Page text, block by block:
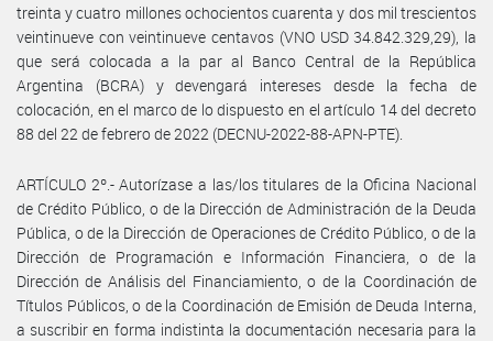
treinta y cuatro millones ochocientos cuarenta y dos mil trescientos
veintinueve con veintinueve centavos (VNO USD 34.842.329,29), la
que será colocada a la par al Banco Central de la República
Argentina (BCRA) y devengará intereses desde la fecha de
colocación, en el marco de lo dispuesto en el artículo 14 del decreto
88 del 22 de febrero de 2022 (DECNU-2022-88-APN-PTE).
ARTÍCULO 2º.- Autorízase a las/los titulares de la Oficina Nacional
de Crédito Público, o de la Dirección de Administración de la Deuda
Pública, o de la Dirección de Operaciones de Crédito Público, o de la
Dirección de Programación e Información Financiera, o de la
Dirección de Análisis del Financiamiento, o de la Coordinación de
Títulos Públicos, o de la Coordinación de Emisión de Deuda Interna,
a suscribir en forma indistinta la documentación necesaria para la